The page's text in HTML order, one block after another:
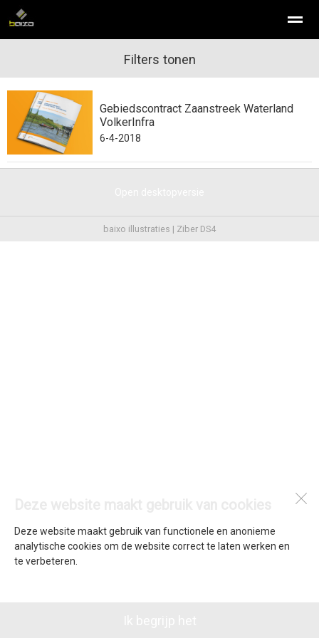
infographic laten maken isometrisch illustreren
Home Nieuws Bellen E-mail
Deze website maakt gebruik van functionele en anonieme
analytische cookies om de website correct te laten werken en
te verbeteren.
Filters tonen
Gebiedscontract Zaanstreek Waterland
VolkerInfra
6-4-2018
baixo illustraties | Ziber DS4